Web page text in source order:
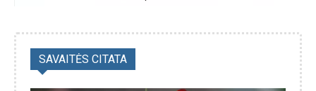
SAVAITĖS CITATA